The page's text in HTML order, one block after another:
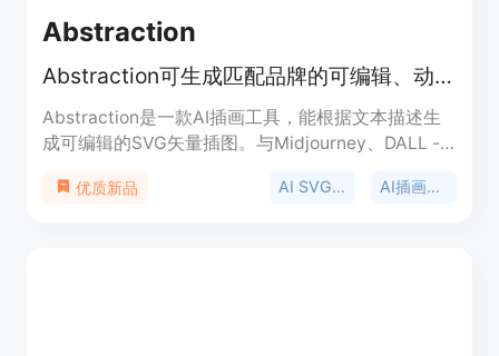
Abstraction
Abstraction可生成匹配品牌的可编辑、动画SVG插图，输出为React组件。
Abstraction是一款AI插画工具，能根据文本描述生
成可编辑的SVG矢量插图。与Midjourney、DALL - E
选择和调整。该产品专为产品和营销团队设计，适用
优质新品 AI SVG生成器 AI插画工具